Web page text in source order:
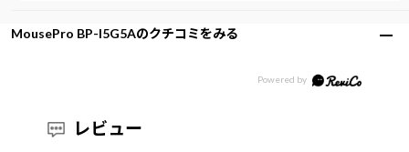
MousePro BP-I5G5Aのクチコミをみる
レビュー